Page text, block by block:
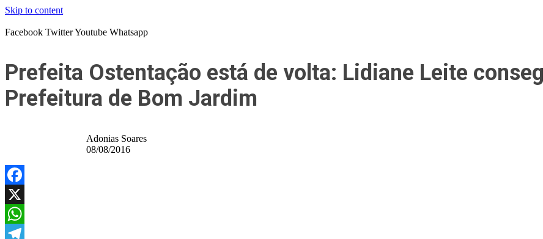
Skip to content
Facebook TwitterYoutube Whatsapp
Prefeita Ostentação está de volta: Lidiane Leite
Prefeitura de Bom Jardim
Adonias Soares
08/08/2016
Facebook
X
WhatsApp